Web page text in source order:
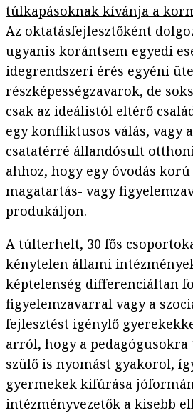
túlkapásoknak kívánja a
Az oktatásfejlesztőként
ugyanis korántsem egyedi
idegrendszeri érés egyéni
részképességzavarok, de
csak az ideálistól eltérő
egy konfliktusos válás, vagy
csatatérré állandósult
ahhoz, hogy egy óvodás
magatartás- vagy
produkáljon.
A túlterhelt, 30 fős
kénytelen állami
képtelenség differenciáltan
figyelemzavarral vagy a
fejlesztést igénylő
arról, hogy a
szülő is nyomást gyakorol,
gyermekek kifúrása
intézményvezetők a kisebb